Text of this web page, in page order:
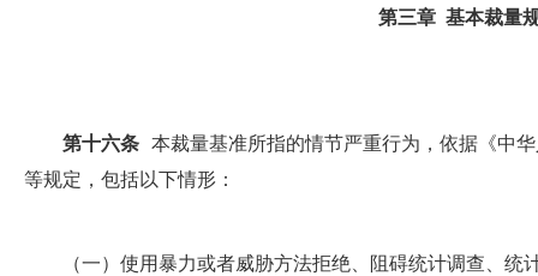
第三章 基本裁量
第十六条 本裁量基准所指的情节严重行为，依据《中
等规定，包括以下情形：
（一）使用暴力或者威胁方法拒绝、阻碍统计调查、统